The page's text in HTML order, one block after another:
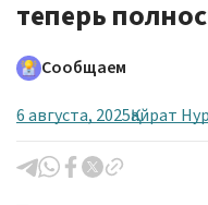
теперь
Сообщаем
6 августа, 2025Қайрат